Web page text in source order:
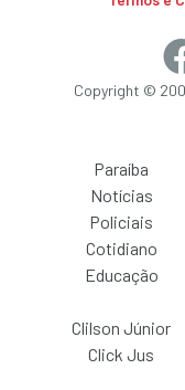
Copyright ©
Paraíba
Notícias
Policiais
Cotidiano
Educação
Clilson Júnior
Click Jus